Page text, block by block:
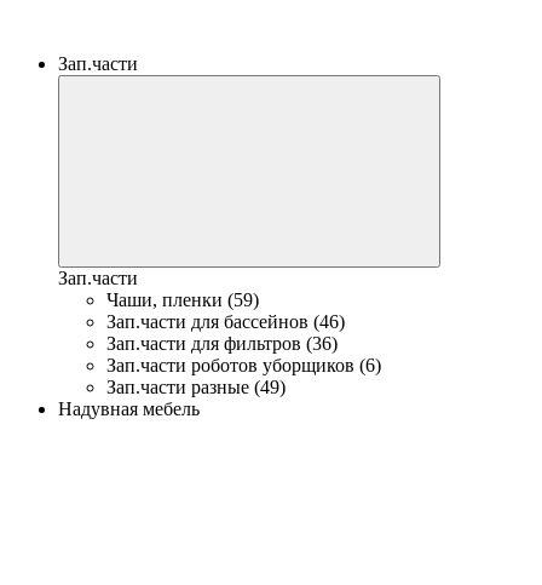
Зап.части
Зап.части
Чаши, пленки (59)
Зап.части для бассейнов (46)
Зап.части для фильтров (36)
Зап.части роботов уборщиков (6)
Зап.части разные (49)
Надувная мебель